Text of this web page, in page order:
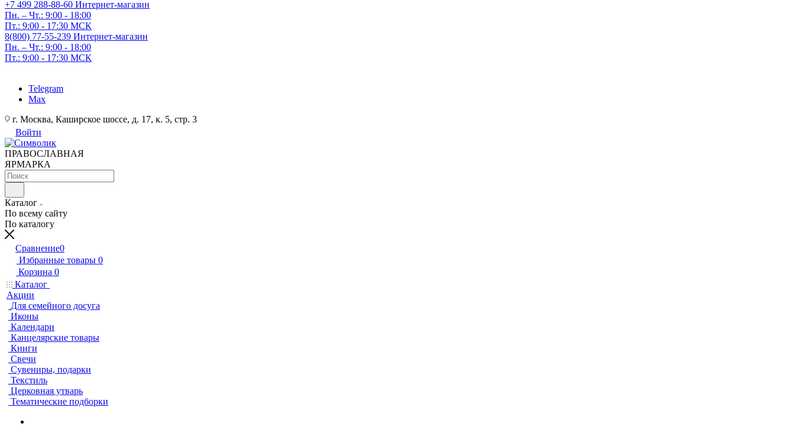
+7 499 288-88-60 Интернет-магазин
Пн. – Чт.: 9:00 - 18:00
Пт.: 9:00 - 17:30 МСК
8(800) 77-55-239 Интернет-магазин
Пн. – Чт.: 9:00 - 18:00
Пт.: 9:00 - 17:30 МСК
Telegram
Max
г. Москва, Каширское шоссе, д. 17, к. 5, стр. 3
Войти
ПРАВОСЛАВНАЯ
ЯРМАРКА
Каталог
По всему сайту
По каталогу
Сравнение0
Избранные товары 0
Корзина 0
Каталог
Акции
Для семейного досуга
Иконы
Календари
Канцелярские товары
Книги
Свечи
Сувениры, подарки
Текстиль
Церковная утварь
Тематические подборки